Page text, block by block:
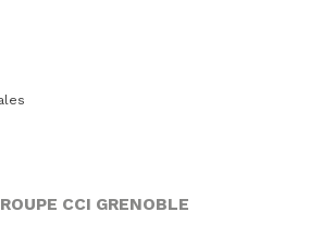
CCI GRENOBLE